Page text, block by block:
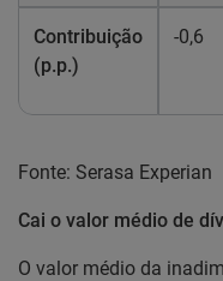
Contribuição
(p.p.)
-0,6
Fonte: Serasa Experian
Cai o valor médio de
O valor médio da